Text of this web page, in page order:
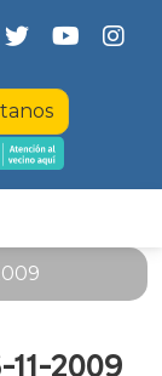
2009